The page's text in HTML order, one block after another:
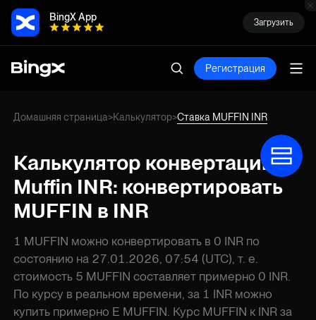
BingX App Загрузить
Регистрация
Домашняя страница>Калькулятор>Ставка MUFFIN INR
Калькулятор конвертации
Muffin INR: конвертировать
MUFFIN в INR
1 MUFFIN можно конвертировать в 0 INR по
состоянию на 27.01.2026, 07:54 (UTC), т. е.
стоимость 5 MUFFIN составляет примерно 0 INR.
По курсу в реальном времени, за 1 INR можно
купить примерно E MUFFIN. Курс MUFFIN к INR за